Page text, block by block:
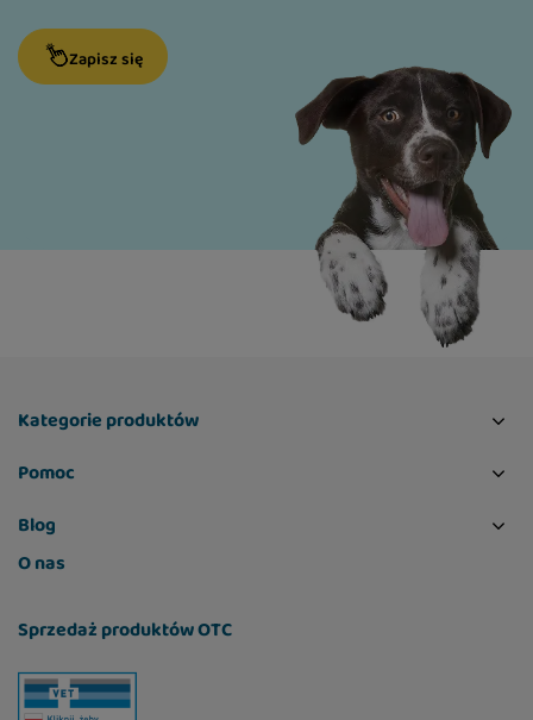
Zapisz się
Kategorie produktów
Pomoc
Blog
O nas
Sprzedaż produktów OTC